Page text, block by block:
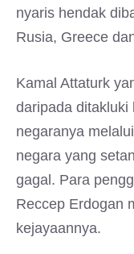
nyaris hendak
Rusia, Greece
Kamal Attaturk
daripada ditakluki
negaranya
negara yang
gagal. Para
Reccep Erdogan
kejayaannya.